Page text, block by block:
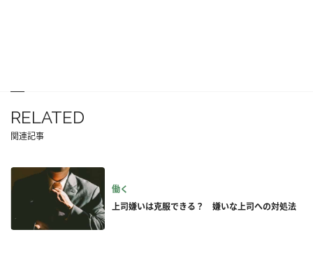
RELATED
関連記事
働く
上司嫌いは克服できる？ 嫌いな上司への対処法